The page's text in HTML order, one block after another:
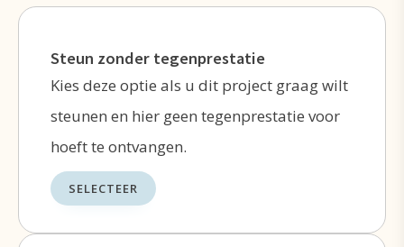
en inspiratie te bieden.
Kloosters te ondersteunendoor hun
leven en werk onder de aandacht te
brengen in de maatschappij en financiële
ondersteuning te bieden door middel van
een extra afzetmarkt voor hun producten.
Steun zonder tegenprestatie
Kies deze optie als u dit project graag wilt
steunen en hier geen tegenprestatie voor
hoeft te ontvangen.
SELECTEER